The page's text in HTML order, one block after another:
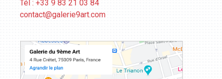
Tél : +33 9 83 21 03 84
contact@galerie9art.com